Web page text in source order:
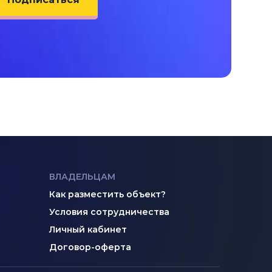
ВЛАДЕЛЬЦАМ
Как разместить объект?
Условия сотрудничества
Личный кабинет
Договор-оферта